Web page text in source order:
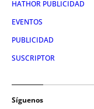
HATHOR PUBLICIDAD
EVENTOS
PUBLICIDAD
SUSCRIPTOR
Síguenos